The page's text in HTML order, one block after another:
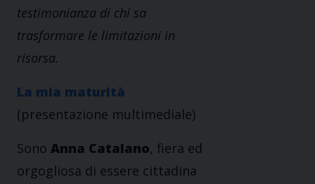
testimonianza di chi sa
trasformare le limitazioni in
risorsa.
La mia maturità
(presentazione multimediale)
Sono Anna Catalano, fiera ed
orgogliosa di essere cittadina